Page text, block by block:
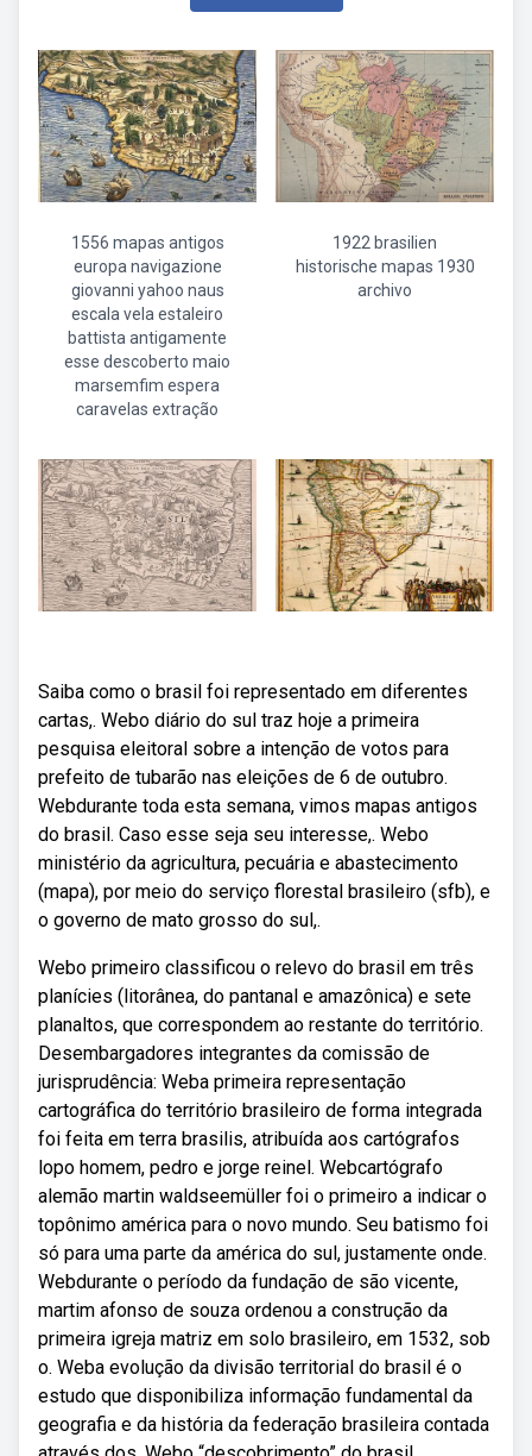
1556 mapas antigos
europa navigazione
giovanni yahoo naus
escala vela estaleiro
battista antigamente
esse descoberto maio
marsemfim espera
caravelas extração
1922 brasilien
historische mapas 1930
archivo
Saiba como o brasil foi representado em diferentes
cartas,. Webo diário do sul traz hoje a primeira
pesquisa eleitoral sobre a intenção de votos para
prefeito de tubarão nas eleições de 6 de outubro.
Webdurante toda esta semana, vimos mapas antigos
do brasil. Caso esse seja seu interesse,. Webo
ministério da agricultura, pecuária e abastecimento
(mapa), por meio do serviço florestal brasileiro (sfb), e
o governo de mato grosso do sul,.
Webo primeiro classificou o relevo do brasil em três
planícies (litorânea, do pantanal e amazônica) e sete
planaltos, que correspondem ao restante do território.
Desembargadores integrantes da comissão de
jurisprudência: Weba primeira representação
cartográfica do território brasileiro de forma integrada
foi feita em terra brasilis, atribuída aos cartógrafos
lopo homem, pedro e jorge reinel. Webcartógrafo
alemão martin waldseemüller foi o primeiro a indicar o
topônimo américa para o novo mundo. Seu batismo foi
só para uma parte da américa do sul, justamente onde.
Webdurante o período da fundação de são vicente,
martim afonso de souza ordenou a construção da
primeira igreja matriz em solo brasileiro, em 1532, sob
o. Weba evolução da divisão territorial do brasil é o
estudo que disponibiliza informação fundamental da
geografia e da história da federação brasileira contada